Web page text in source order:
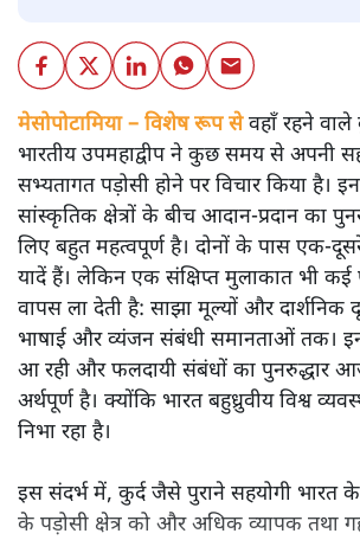
मेसोपोटामिया – विशेष रूप सेवहाँ रहने
भारतीय उपमहाद्वीप ने कुछ समय से अपनी
सभ्यतागत पड़ोसी होने पर विचार किया है।
सांस्कृतिक क्षेत्रों के बीच आदान-प्रदान का
लिए बहुत महत्वपूर्ण है। दोनों के पास एक-
यादें हैं। लेकिन एक संक्षिप्त मुलाकात भी कई
वापस ला देती है: साझा मूल्यों और दार्शनिक
भाषाई और व्यंजन संबंधी समानताओं तक।
आ रही और फलदायी संबंधों का पुनरुद्धार
अर्थपूर्ण है। क्योंकि भारत बहुध्रुवीय विश्व
निभा रहा है।
इस संदर्भ में, कुर्द जैसे पुराने सहयोगी भारत के
के पड़ोसी क्षेत्र को और अधिक व्यापक तथा